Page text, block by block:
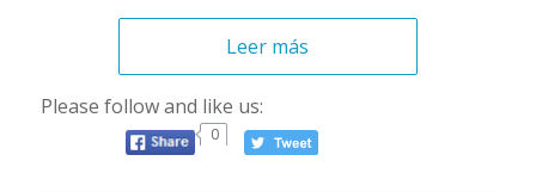
Leer más
Please follow and like us:
0